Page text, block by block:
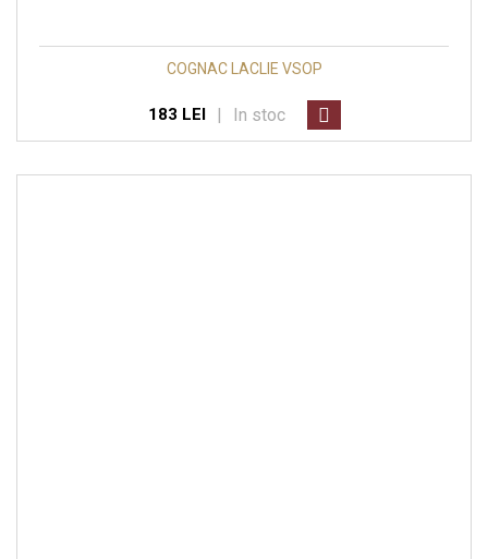
COGNAC LACLIE VSOP
183 LEI | In stoc